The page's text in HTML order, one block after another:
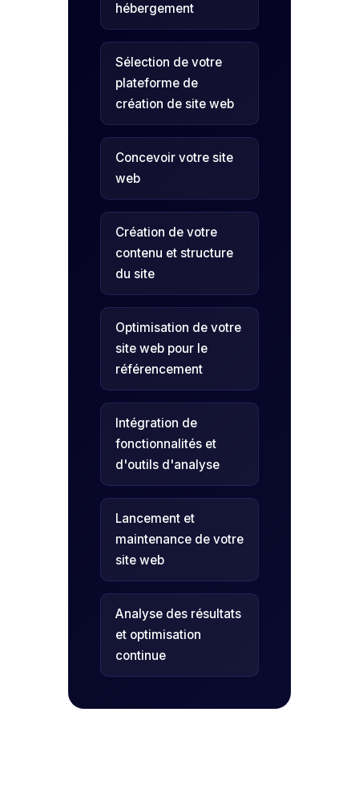
hébergement
Sélection de votre
plateforme de
création de site web
Concevoir votre site
web
Création de votre
contenu et structure
du site
Optimisation de votre
site web pour le
référencement
Intégration de
fonctionnalités et
d'outils d'analyse
Lancement et
maintenance de votre
site web
Analyse des résultats
et optimisation
continue